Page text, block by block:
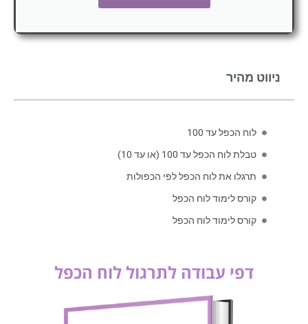
ניווט מהיר
לוח הכפל עד 100
טבלת לוח הכפל עד 100 (או עד 10)
תרגלו את לוח הכפל לפי הכפולות
קורס לימוד לוח הכפל
קורס לימוד לוח הכפל
דפי עבודה לתרגול לוח הכפל